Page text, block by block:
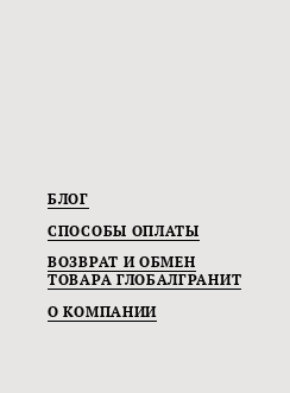
БЛОГ
СПОСОБЫ ОПЛАТЫ
ВОЗВРАТ И ОБМЕН
ТОВАРА ГЛОБАЛГРАНИТ
О КОМПАНИИ